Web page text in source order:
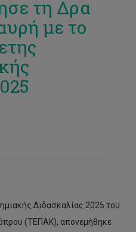
τη Δρα
με το
Διδασκαλίας 2025 του
(ΤΕΠΑΚ), απονεμήθηκε